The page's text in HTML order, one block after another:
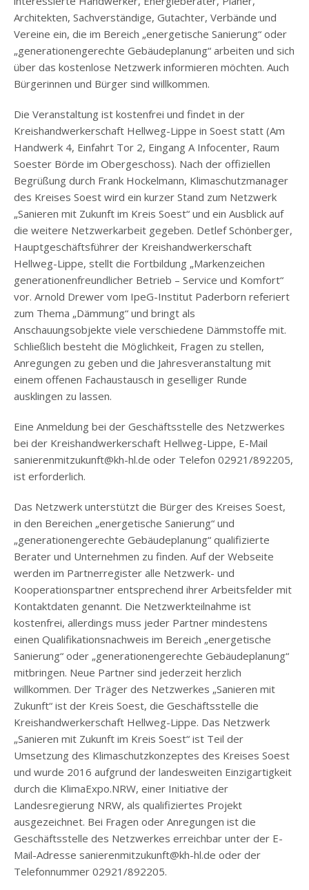
Architekten, Sachverständige, Gutachter, Verbände und
Vereine ein, die im Bereich „energetische Sanierung“ oder
„generationengerechte Gebäudeplanung“ arbeiten und sich
über das kostenlose Netzwerk informieren möchten. Auch
Bürgerinnen und Bürger sind willkommen.
Die Veranstaltung ist kostenfrei und findet in der
Kreishandwerkerschaft Hellweg-Lippe in Soest statt (Am
Handwerk 4, Einfahrt Tor 2, Eingang A Infocenter, Raum
Soester Börde im Obergeschoss). Nach der offiziellen
Begrüßung durch Frank Hockelmann, Klimaschutzmanager
des Kreises Soest wird ein kurzer Stand zum Netzwerk
„Sanieren mit Zukunft im Kreis Soest“ und ein Ausblick auf
die weitere Netzwerkarbeit gegeben. Detlef Schönberger,
Hauptgeschäftsführer der Kreishandwerkerschaft
Hellweg-Lippe, stellt die Fortbildung „Markenzeichen
generationenfreundlicher Betrieb – Service und Komfort“
vor. Arnold Drewer vom IpeG-Institut Paderborn referiert
zum Thema „Dämmung“ und bringt als
Anschauungsobjekte viele verschiedene Dämmstoffe mit.
Schließlich besteht die Möglichkeit, Fragen zu stellen,
Anregungen zu geben und die Jahresveranstaltung mit
einem offenen Fachaustausch in geselliger Runde
ausklingen zu lassen.
Eine Anmeldung bei der Geschäftsstelle des Netzwerkes
bei der Kreishandwerkerschaft Hellweg-Lippe, E-Mail
sanierenmitzukunft@kh-hl.de oder Telefon 02921/892205,
ist erforderlich.
Das Netzwerk unterstützt die Bürger des Kreises Soest,
in den Bereichen „energetische Sanierung“ und
„generationengerechte Gebäudeplanung“ qualifizierte
Berater und Unternehmen zu finden. Auf der Webseite
werden im Partnerregister alle Netzwerk- und
Kooperationspartner entsprechend ihrer Arbeitsfelder mit
Kontaktdaten genannt. Die Netzwerkteilnahme ist
kostenfrei, allerdings muss jeder Partner mindestens
einen Qualifikationsnachweis im Bereich „energetische
Sanierung“ oder „generationengerechte Gebäudeplanung“
mitbringen. Neue Partner sind jederzeit herzlich
willkommen. Der Träger des Netzwerkes „Sanieren mit
Zukunft“ ist der Kreis Soest, die Geschäftsstelle die
Kreishandwerkerschaft Hellweg-Lippe. Das Netzwerk
„Sanieren mit Zukunft im Kreis Soest“ ist Teil der
Umsetzung des Klimaschutzkonzeptes des Kreises Soest
und wurde 2016 aufgrund der landesweiten Einzigartigkeit
durch die KlimaExpo.NRW, einer Initiative der
Landesregierung NRW, als qualifiziertes Projekt
ausgezeichnet. Bei Fragen oder Anregungen ist die
Geschäftsstelle des Netzwerkes erreichbar unter der E-
Mail-Adresse sanierenmitzukunft@kh-hl.de oder der
Telefonnummer 02921/892205.